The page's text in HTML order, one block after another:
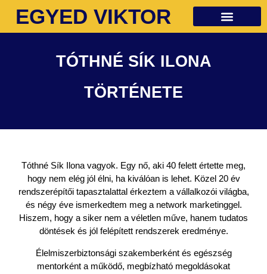
EGYED VIKTOR
TÓTHNÉ SÍK ILONA
TÖRTÉNETE
Tóthné Sík Ilona vagyok. Egy nő, aki 40 felett értette meg,
hogy nem elég jól élni, ha kiválóan is lehet. Közel 20 év
rendszerépítői tapasztalattal érkeztem a vállalkozói világba,
és négy éve ismerkedtem meg a network marketinggel.
Hiszem, hogy a siker nem a véletlen műve, hanem tudatos
döntések és jól felépített rendszerek eredménye.
Élelmiszerbiztonsági szakemberként és egészség
mentorként a működő, megbízható megoldásokat